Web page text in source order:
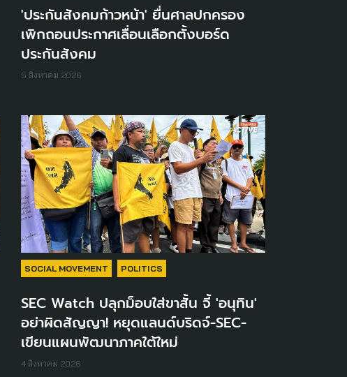
'ประกันสังคมก้าวหน้า' ยื่นศาลปกครอง
เพิกถอนประกาศเลื่อนเลือกตั้งบอร์ด
ประกันสังคม
5 สิงหาคม 2026
SOCIAL MOVEMENT POLITICS
SEC Watch ปลุกม็อบใส่ขาสั้น จี้ 'อนุทิน'
อย่าผิดสัญญา! หยุดแลนด์บริดจ์-SEC-
เขียนแผนพัฒนาภาคใต้ใหม่
4 สิงหาคม 2026